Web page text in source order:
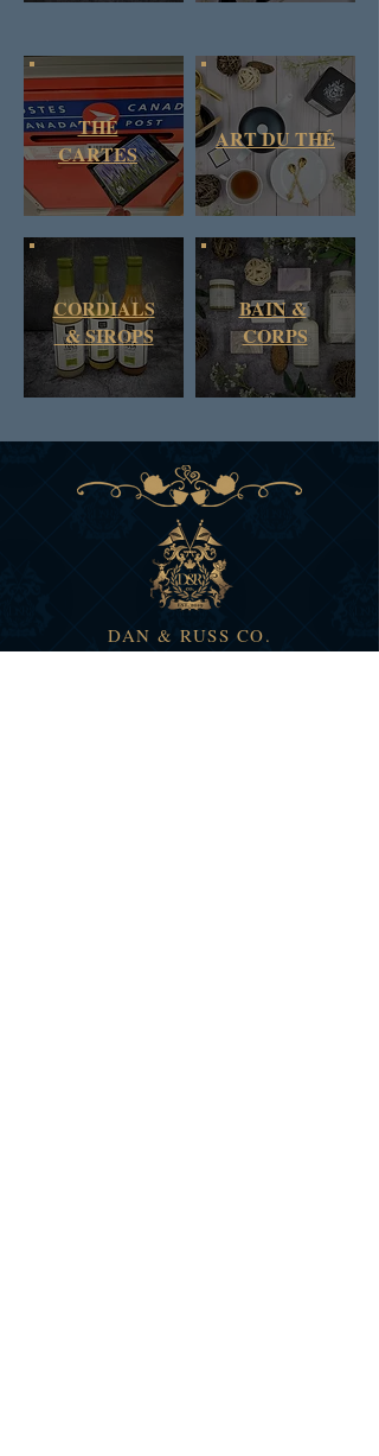
THÉ
CARTES
ART DU THÉ
CORDIALS
& SIROPS
BAIN &
CORPS
DAN & RUSS CO.
COLOMBIE BRITANNIQUE